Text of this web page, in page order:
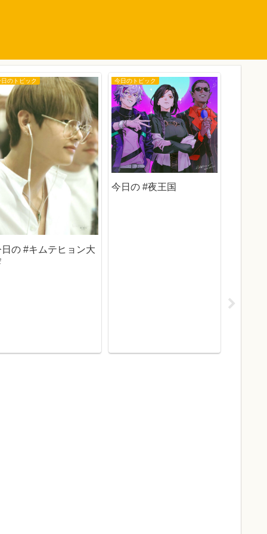
日のトピック
日の #キムテヒョン大
今日のトピック
今日の #夜王国